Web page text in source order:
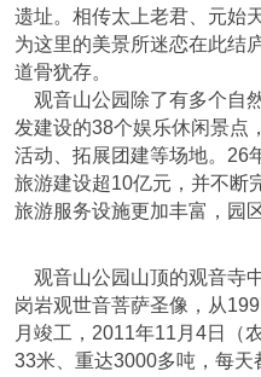
遗址。相传太上老君、元始
为这里的美景所迷恋在此结
道骨犹存。
观音山公园除了有多个自
发建设的38个娱乐休闲景点
活动、拓展团建等场地。26
旅游建设超10亿元，并不断
旅游服务设施更加丰富，园
观音山公园山顶的观音寺
岗岩观世音菩萨圣像，从
月竣工，2011年11月4日（
33米、重达3000多吨，每天